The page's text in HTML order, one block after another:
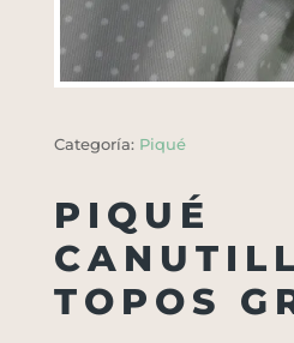
Categoría: Piqué
PIQUÉ
TOPOS